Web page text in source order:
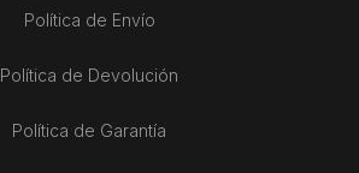
Política de Envío
Política de Devolución
Política de Garantía